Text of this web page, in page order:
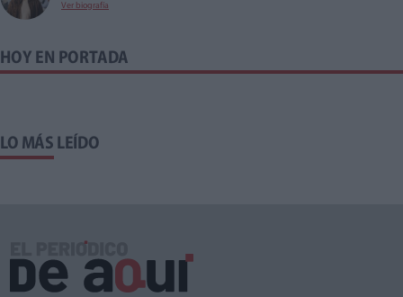
Ver biografía
HOY EN PORTADA
LO MÁS LEÍDO